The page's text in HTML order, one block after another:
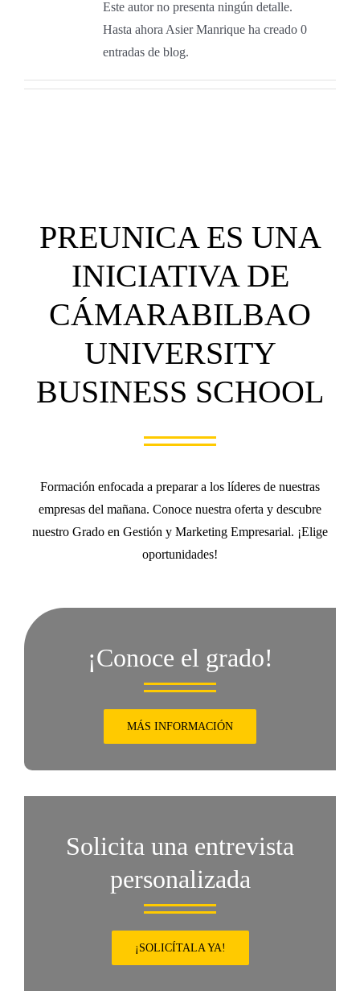
Este autor no presenta ningún detalle.
Hasta ahora Asier Manrique ha creado 0
entradas de blog.
PREUNICA ES UNA
INICIATIVA DE
CÁMARABILBAO
UNIVERSITY
BUSINESS SCHOOL
Formación enfocada a preparar a los líderes de nuestras
empresas del mañana. Conoce nuestra oferta y descubre
nuestro Grado en Gestión y Marketing Empresarial. ¡Elige
oportunidades!
¡Conoce el grado!
MÁS INFORMACIÓN
Solicita una entrevista
personalizada
¡SOLICÍTALA YA!